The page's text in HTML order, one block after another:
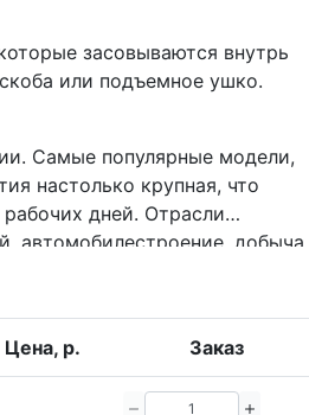
засовываются внутрь
или подъемное ушко.
Самые популярные модели,
настолько крупная, что
дней. Отрасли
автомобилестроение, добыча
Цена, р. Заказ